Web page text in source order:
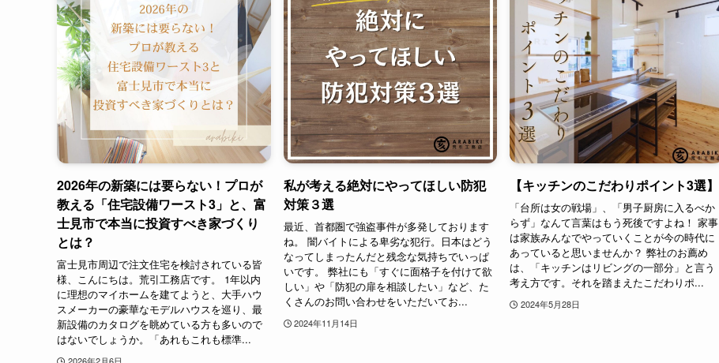
2026年の新築には要らない！プロが
教える「住宅設備ワースト3」と、富
士見市で本当に投資すべき家づくり
とは？
富士見市周辺で注文住宅を検討されている皆
様、こんにちは。荒引工務店です。 1年以内
に理想のマイホームを建てようと、大手ハウ
スメーカーの豪華なモデルハウスを巡り、最
新設備のカタログを眺めている方も多いので
はないでしょうか。「あれもこれも標準...
私が考える絶対にやってほしい防犯
対策３選
最近、首都圏で強盗事件が多発しております
ね。 闇バイトによる卑劣な犯行。日本はどう
なってしまったんだと残念な気持ちでいっぱ
いです。 弊社にも「すぐに面格子を付けて欲
しい」や「防犯の扉を相談したい」など、た
くさんのお問い合わせをいただいてお...
2024年11月14日
【キッチンのこだわりポイント3選】
「台所は女の戦場」、「男子厨房に入るべか
らず」なんて言葉はもう死後ですよね！ 家事
は家族みんなでやっていくことが今の時代に
あっていると思いませんか？ 弊社のお薦め
は、「キッチンはリビングの一部分」と言う
考え方です。それを踏まえたこだわりポ...
2024年5月28日